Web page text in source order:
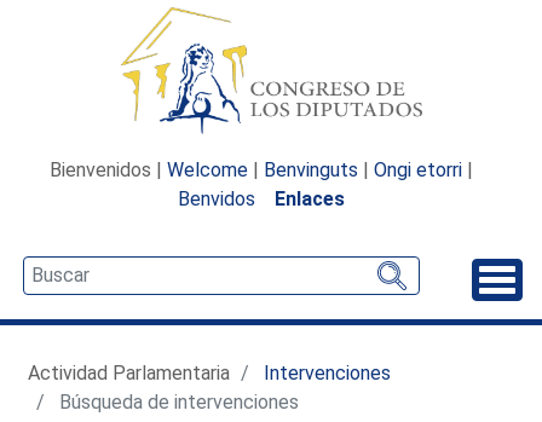
Bienvenidos | Welcome | Benvinguts | Ongi etorri |
Benvidos
Enlaces
Actividad Parlamentaria
Intervenciones
Búsqueda de intervenciones